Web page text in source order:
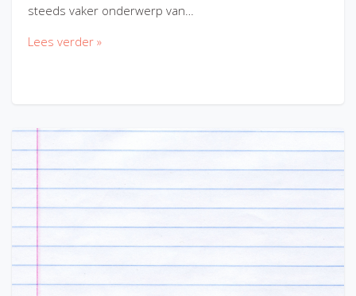
steeds vaker onderwerp van…
Lees verder »